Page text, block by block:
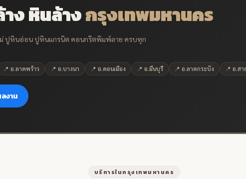
ง หินล้างกรุงเทพมหานคร
ม่ ปูหินอ่อน ปูหินแกรนิต คอนกรีตพิมพ์ลาย ครบทุก
📍 อ.ลาดพร้าว 📍 อ.บางนา 📍 อ.ดอนเมือง 📍 อ.มีนบุรี 📍 อ.ลาดกระบัง 📍 อ.สา
งาน
บริการในกรุงเทพมหานคร